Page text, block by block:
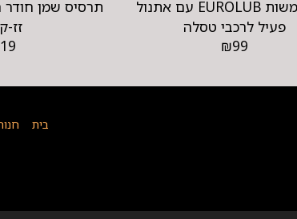
נוזל שמשות EUROLUB עם אתנול
פעיל לרכבי טסלה
₪99
זז-
19
בית